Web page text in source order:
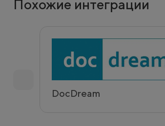
Похожие интеграции
DocDream